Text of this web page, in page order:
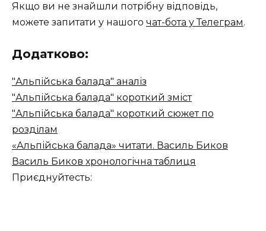
Якщо ви не знайшли потрібну відповідь,
можете запитати у нашого чат-бота у Телеграм.
Додатково:
"Альпійська балада" аналіз
"Альпійська балада" короткий зміст
"Альпійська балада" короткий сюжет по
розділам
«Альпійська балада» читати. Василь Биков
Василь Биков хронологічна таблиця
Приєднуйтесть: